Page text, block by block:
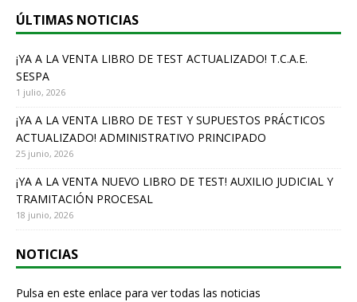
c
e
b
o
o
k
ÚLTIMAS NOTICIAS
¡YA A LA VENTA LIBRO DE TEST ACTUALIZADO! T.C.A.E.
SESPA
1 julio, 2026
¡YA A LA VENTA LIBRO DE TEST Y SUPUESTOS PRÁCTICOS
ACTUALIZADO! ADMINISTRATIVO PRINCIPADO
25 junio, 2026
¡YA A LA VENTA NUEVO LIBRO DE TEST! AUXILIO JUDICIAL Y
TRAMITACIÓN PROCESAL
18 junio, 2026
NOTICIAS
Pulsa en este enlace para ver todas las noticias